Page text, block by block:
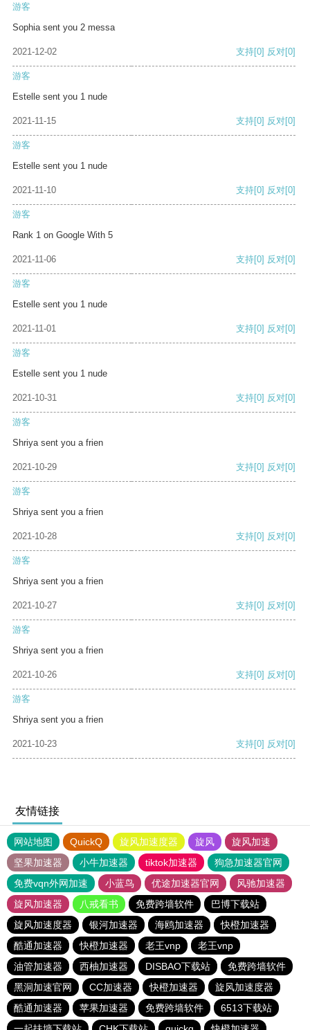
游客
Sophia sent you 2 messa
2021-12-02 支持[0] 反对[0]
游客
Estelle sent you 1 nude
2021-11-15 支持[0] 反对[0]
游客
Estelle sent you 1 nude
2021-11-10 支持[0] 反对[0]
游客
Rank 1 on Google With 5
2021-11-06 支持[0] 反对[0]
游客
Estelle sent you 1 nude
2021-11-01 支持[0] 反对[0]
游客
Estelle sent you 1 nude
2021-10-31 支持[0] 反对[0]
游客
Shriya sent you a frien
2021-10-29 支持[0] 反对[0]
游客
Shriya sent you a frien
2021-10-28 支持[0] 反对[0]
游客
Shriya sent you a frien
2021-10-27 支持[0] 反对[0]
游客
Shriya sent you a frien
2021-10-26 支持[0] 反对[0]
游客
Shriya sent you a frien
2021-10-23 支持[0] 反对[0]
友情链接
网站地图 QuickQ 旋风加速度器 旋风
旋风加速
坚果加速器
小牛加速器 tiktok加速器
狗急加速器官网
免费vqn外网加速
小蓝鸟 优途加速器官网
风驰加速器
旋风加速器
八戒看书 免费跨墙软件
巴博下载站
旋风加速度器
银河加速器 海鸥加速器
快橙加速器
酷通加速器
快橙加速器 老王vnp
老王vnp
油管加速器
西柚加速器 DISBAO下载站
免费跨墙软件
黑洞加速官网
CC加速器 快橙加速器
旋风加速度器
酷通加速器
苹果加速器 免费跨墙软件
6513下载站